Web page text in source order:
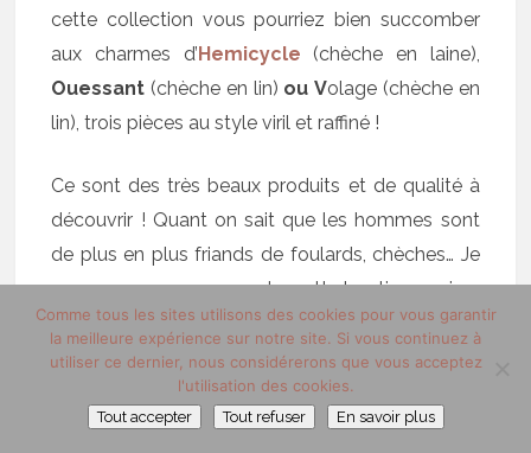
cette collection vous pourriez bien succomber
aux charmes d’Hemicycle
(chèche en laine),
Ouessant (chèche en lin) ou Volage (chèche en
lin), trois pièces au style viril et raffiné !
Ce sont des très beaux produits et de qualité à
découvrir ! Quant on sait que les hommes sont
de plus en plus friands de foulards, chèches… Je
ne peux que recommander cette boutique qui en
plus de proposer des belles créations pratique
une politique de prix assez correcte, par exemple
le modèle Ouessant est vendu à 70 euros (j’ai pu
relever jusqu’à 20 euros de plus chez certaines
Comme tous les sites utilisons des cookies pour vous garantir
la meilleure expérience sur notre site. Si vous continuez à
utiliser ce dernier, nous considérerons que vous acceptez
l'utilisation des cookies.
Tout accepter Tout refuser En savoir plus